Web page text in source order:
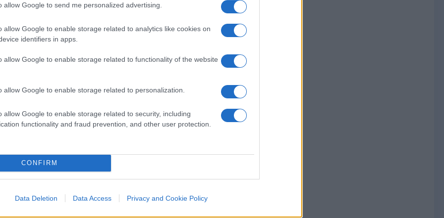
allow Google to send me personalized advertising.
allow Google to enable storage related to analytics like cookies on
identifiers in apps.
allow Google to enable storage related to functionality of the website
allow Google to enable storage related to personalization.
allow Google to enable storage related to security, including
functionality and fraud prevention, and other user protection.
CONFIRM
Data Deletion Data Access Privacy and Cookie Policy
aveva scatenato
tre novità introdotte dal club
di presenze allo stadio per avere diritto
proprio posto (per evitare cessioni
per gli abbonati di indossare i colori
molti come troppo invasive nei
pagato di tasca propria e che
parte infondato) che il club potesse
stessa stagione.